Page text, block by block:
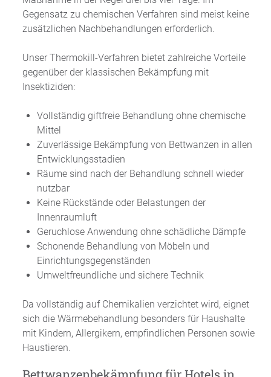
Gegensatz zu chemischen Verfahren sind meist keine
zusätzlichen Nachbehandlungen erforderlich.
Unser Thermokill-Verfahren bietet zahlreiche Vorteile
gegenüber der klassischen Bekämpfung mit
Insektiziden:
Vollständig giftfreie Behandlung ohne chemische
Mittel
Zuverlässige Bekämpfung von Bettwanzen in allen
Entwicklungsstadien
Räume sind nach der Behandlung schnell wieder
nutzbar
Keine Rückstände oder Belastungen der
Innenraumluft
Geruchlose Anwendung ohne schädliche Dämpfe
Schonende Behandlung von Möbeln und
Einrichtungsgegenständen
Umweltfreundliche und sichere Technik
Da vollständig auf Chemikalien verzichtet wird, eignet
sich die Wärmebehandlung besonders für Haushalte
mit Kindern, Allergikern, empfindlichen Personen sowie
Haustieren.